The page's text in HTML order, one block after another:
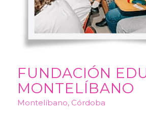
FUNDACIÓN
MONTELÍBANO
Montelíbano, Córdoba